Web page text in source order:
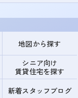
地図から探す
シニア向け
賃貸住宅を探す
新着スタッフブログ